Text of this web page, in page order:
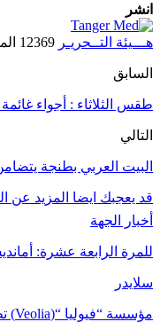
انشر
هـــيئة التــحريـر 12369 المشاركات
السابق
طقس الثلاثاء : أجواء
التالي
البيت العربي بطنجة
قد يعجبك ايضا المزيد عن
أخبار الجهة
للمرة الرابعة عشرة:
سلايدر
مؤسسة “فيوليا “(Veolia) تطلق مركزاً بالرباط لدعم التدخلات الإنسانية في…